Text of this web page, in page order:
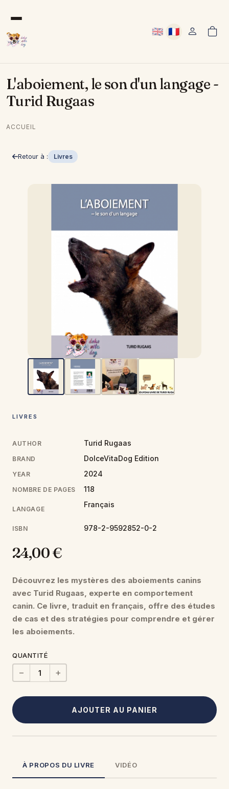
🇬🇧
Anglais
🇫🇷
Français
User
L'aboiement, le son d'un langage -
Turid Rugaas
ACCUEIL
Retour à : Livres
LIVRES
AUTHOR Turid Rugaas
BRAND DolceVitaDog Edition
YEAR 2024
NOMBRE DE PAGES 118
LANGAGE Français
ISBN 978-2-9592852-0-2
24,00 €
Découvrez les mystères des aboiements canins
avec Turid Rugaas, experte en comportement
canin. Ce livre, traduit en français, offre des études
de cas et des stratégies pour comprendre et gérer
les aboiements.
QUANTITÉ
− +
AJOUTER AU PANIER
À PROPOS DU LIVRE VIDÉO